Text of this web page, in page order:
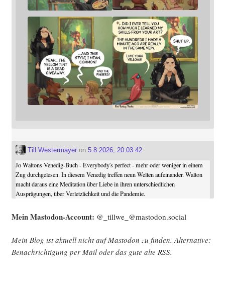
Till Westermayeron 5.8.2026, 20:03:42
Jo Waltons Venedig-Buch - Everybody's perfect - mehr oder weniger in einem
Zug durchgelesen. In diesem Venedig treffen neun Welten aufeinander. Walton
macht daraus eine Meditation über Liebe in ihren unterschiedlichen
Ausprägungen, über Verletzlichkeit und die Pandemie.
Mein Mast­o­don-Account: @_tillwe_@mastodon.social
Mein Blog ist aktu­ell nicht auf Mast­o­don zu fin­den. Alter­na­ti­ve:
Benach­rich­ti­gung per Mail oder das gute alte RSS.